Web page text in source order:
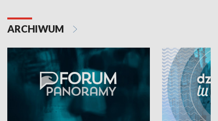
ARCHIWUM